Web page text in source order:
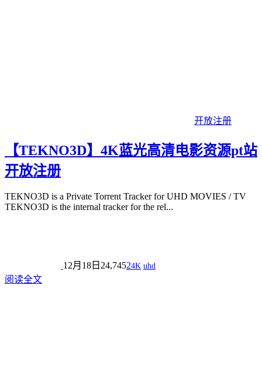
开放注册
【TEKNO3D】4K蓝光高清电影资源pt站
开放注册
TEKNO3D is a Private Torrent Tracker for UHD MOVIES / TV
TEKNO3D is the internal tracker for the rel...
12月18日 24,74524K uhd
阅读全文